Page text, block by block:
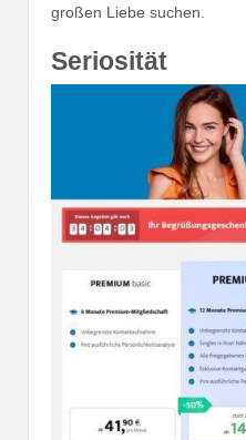
großen Liebe suchen.
Seriosität